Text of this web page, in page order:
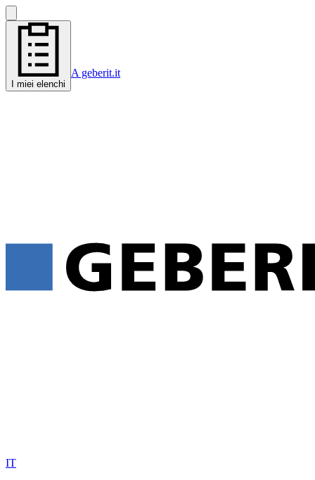
I miei elenchi
A geberit.it
IT